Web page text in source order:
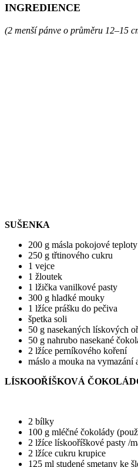
INGREDIENCE
(2 menší pánve o průměru 12–15
SUŠENKA
200 g másla pokojové teploty
250 g třtinového cukru
1 vejce
1 žloutek
1 lžička vanilkové pasty
300 g hladké mouky
1 lžíce prášku do pečiva
špetka soli
50 g nasekaných lískových
50 g nahrubo nasekané
2 lžíce perníkového koření
máslo a mouka na vymazání
LÍSKOOŘÍŠKOVÁ
2 bílky
100 g mléčné čokolády
2 lžíce lískooříškové pasty /
2 lžíce cukru krupice
125 ml studené smetany ke